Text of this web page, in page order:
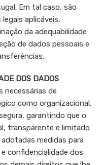
Em tal caso, são
aplicáveis,
da adequabilidade
de dados pessoais e
DOS DADOS
necessárias de
como organizacional,
garantindo que o
transparente e limitado
medidas para
confidencialidade dos